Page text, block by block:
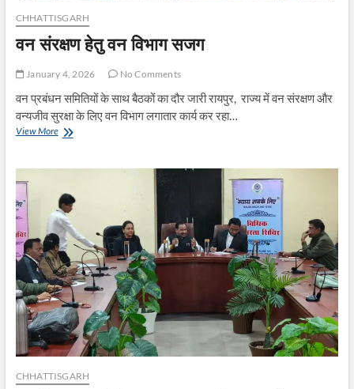
CHHATTISGARH
वन संरक्षण हेतु वन विभाग सजग
January 4, 2026 No Comments
वन प्रबंधन समितियों के साथ बैठकों का दौर जारी रायपुर, राज्य में वन संरक्षण और
वन्यजीव सुरक्षा के लिए वन विभाग लगातार कार्य कर रहा…
View Moreवन
वन
सजग
CHHATTISGARH